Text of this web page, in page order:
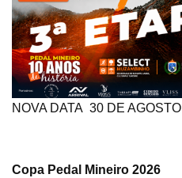
NOVA DATA 30 DE AGOSTO
Copa Pedal Mineiro 2026